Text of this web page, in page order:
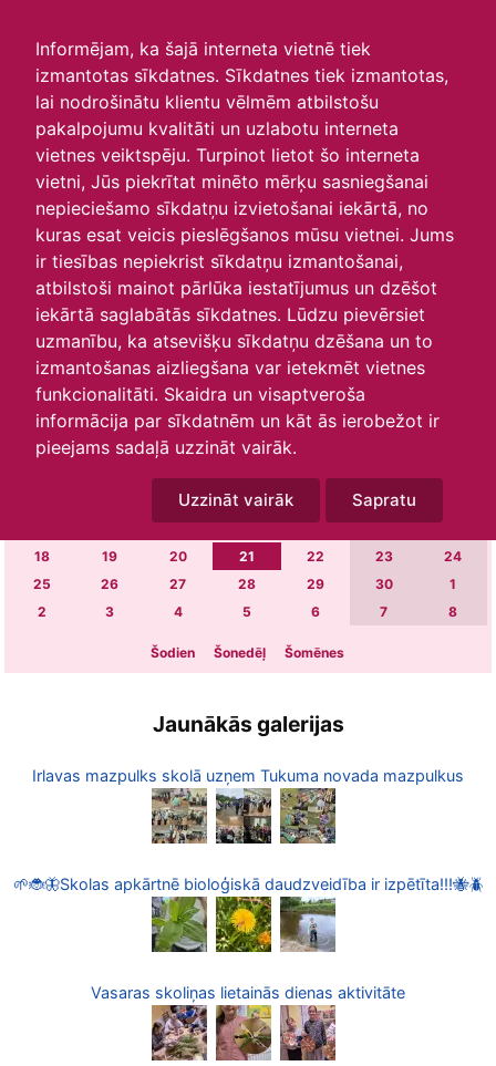
Informējam, ka šajā interneta vietnē tiek
izmantotas sīkdatnes. Sīkdatnes tiek izmantotas,
lai nodrošinātu klientu vēlmēm atbilstošu
pakalpojumu kvalitāti un uzlabotu interneta
vietnes veiktspēju. Turpinot lietot šo interneta
vietni, Jūs piekrītat minēto mērķu sasniegšanai
nepieciešamo sīkdatņu izvietošanai iekārtā, no
kuras esat veicis pieslēgšanos mūsu vietnei. Jums
ir tiesības nepiekrist sīkdatņu izmantošanai,
atbilstoši mainot pārlūka iestatījumus un dzēšot
iekārtā saglabātās sīkdatnes. Lūdzu pievērsiet
uzmanību, ka atsevišķu sīkdatņu dzēšana un to
izmantošanas aizliegšana var ietekmēt vietnes
funkcionalitāti. Skaidra un visaptveroša
informācija par sīkdatnēm un kāt ās ierobežot ir
pieejams sadaļā uzzināt vairāk.
Uzzināt vairāk Sapratu
Skats :
Aktuālie
Šodien Šonedēļ
Šomēnes
Arhīvs
O T S
6 7 9
13 14 15 16
18
19 20 21 22 23
24
25
26 27 28 29 30
1
2
3 4 5 6 7 8
Šodien Šonedēļ Šomēnes
Jaunākās galerijas
Irlavas mazpulks skolā uzņem Tukuma novada mazpulkus
🌱🐞🦋Skolas apkārtnē bioloģiskā daudzveidība ir izpētīta!!!🐝🪲
Vasaras skoliņas lietainās dienas aktivitāte